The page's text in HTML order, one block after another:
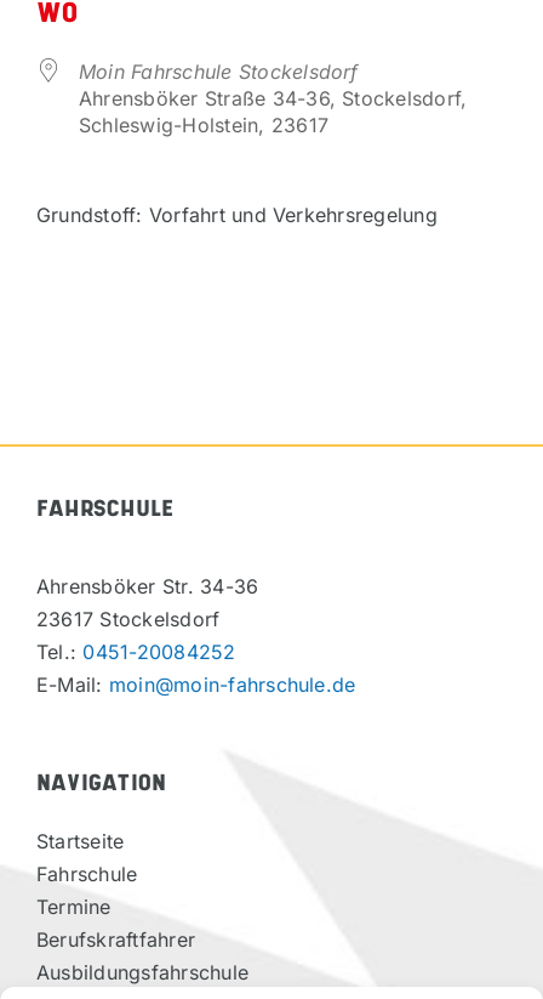
WO
Moin Fahrschule Stockelsdorf
Ahrensböker Straße 34-36, Stockelsdorf,
Schleswig-Holstein, 23617
Grundstoff: Vorfahrt und Verkehrsregelung
FAHRSCHULE
Ahrensböker Str. 34-36
23617 Stockelsdorf
Tel.: 0451-20084252
E-Mail: moin@moin-fahrschule.de
NAVIGATION
Startseite
Fahrschule
Termine
Berufskraftfahrer
Ausbildungsfahrschule